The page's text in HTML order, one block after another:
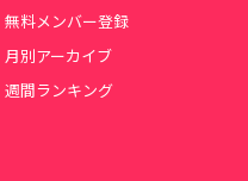
無料メンバー登録
月別アーカイブ
週間ランキング